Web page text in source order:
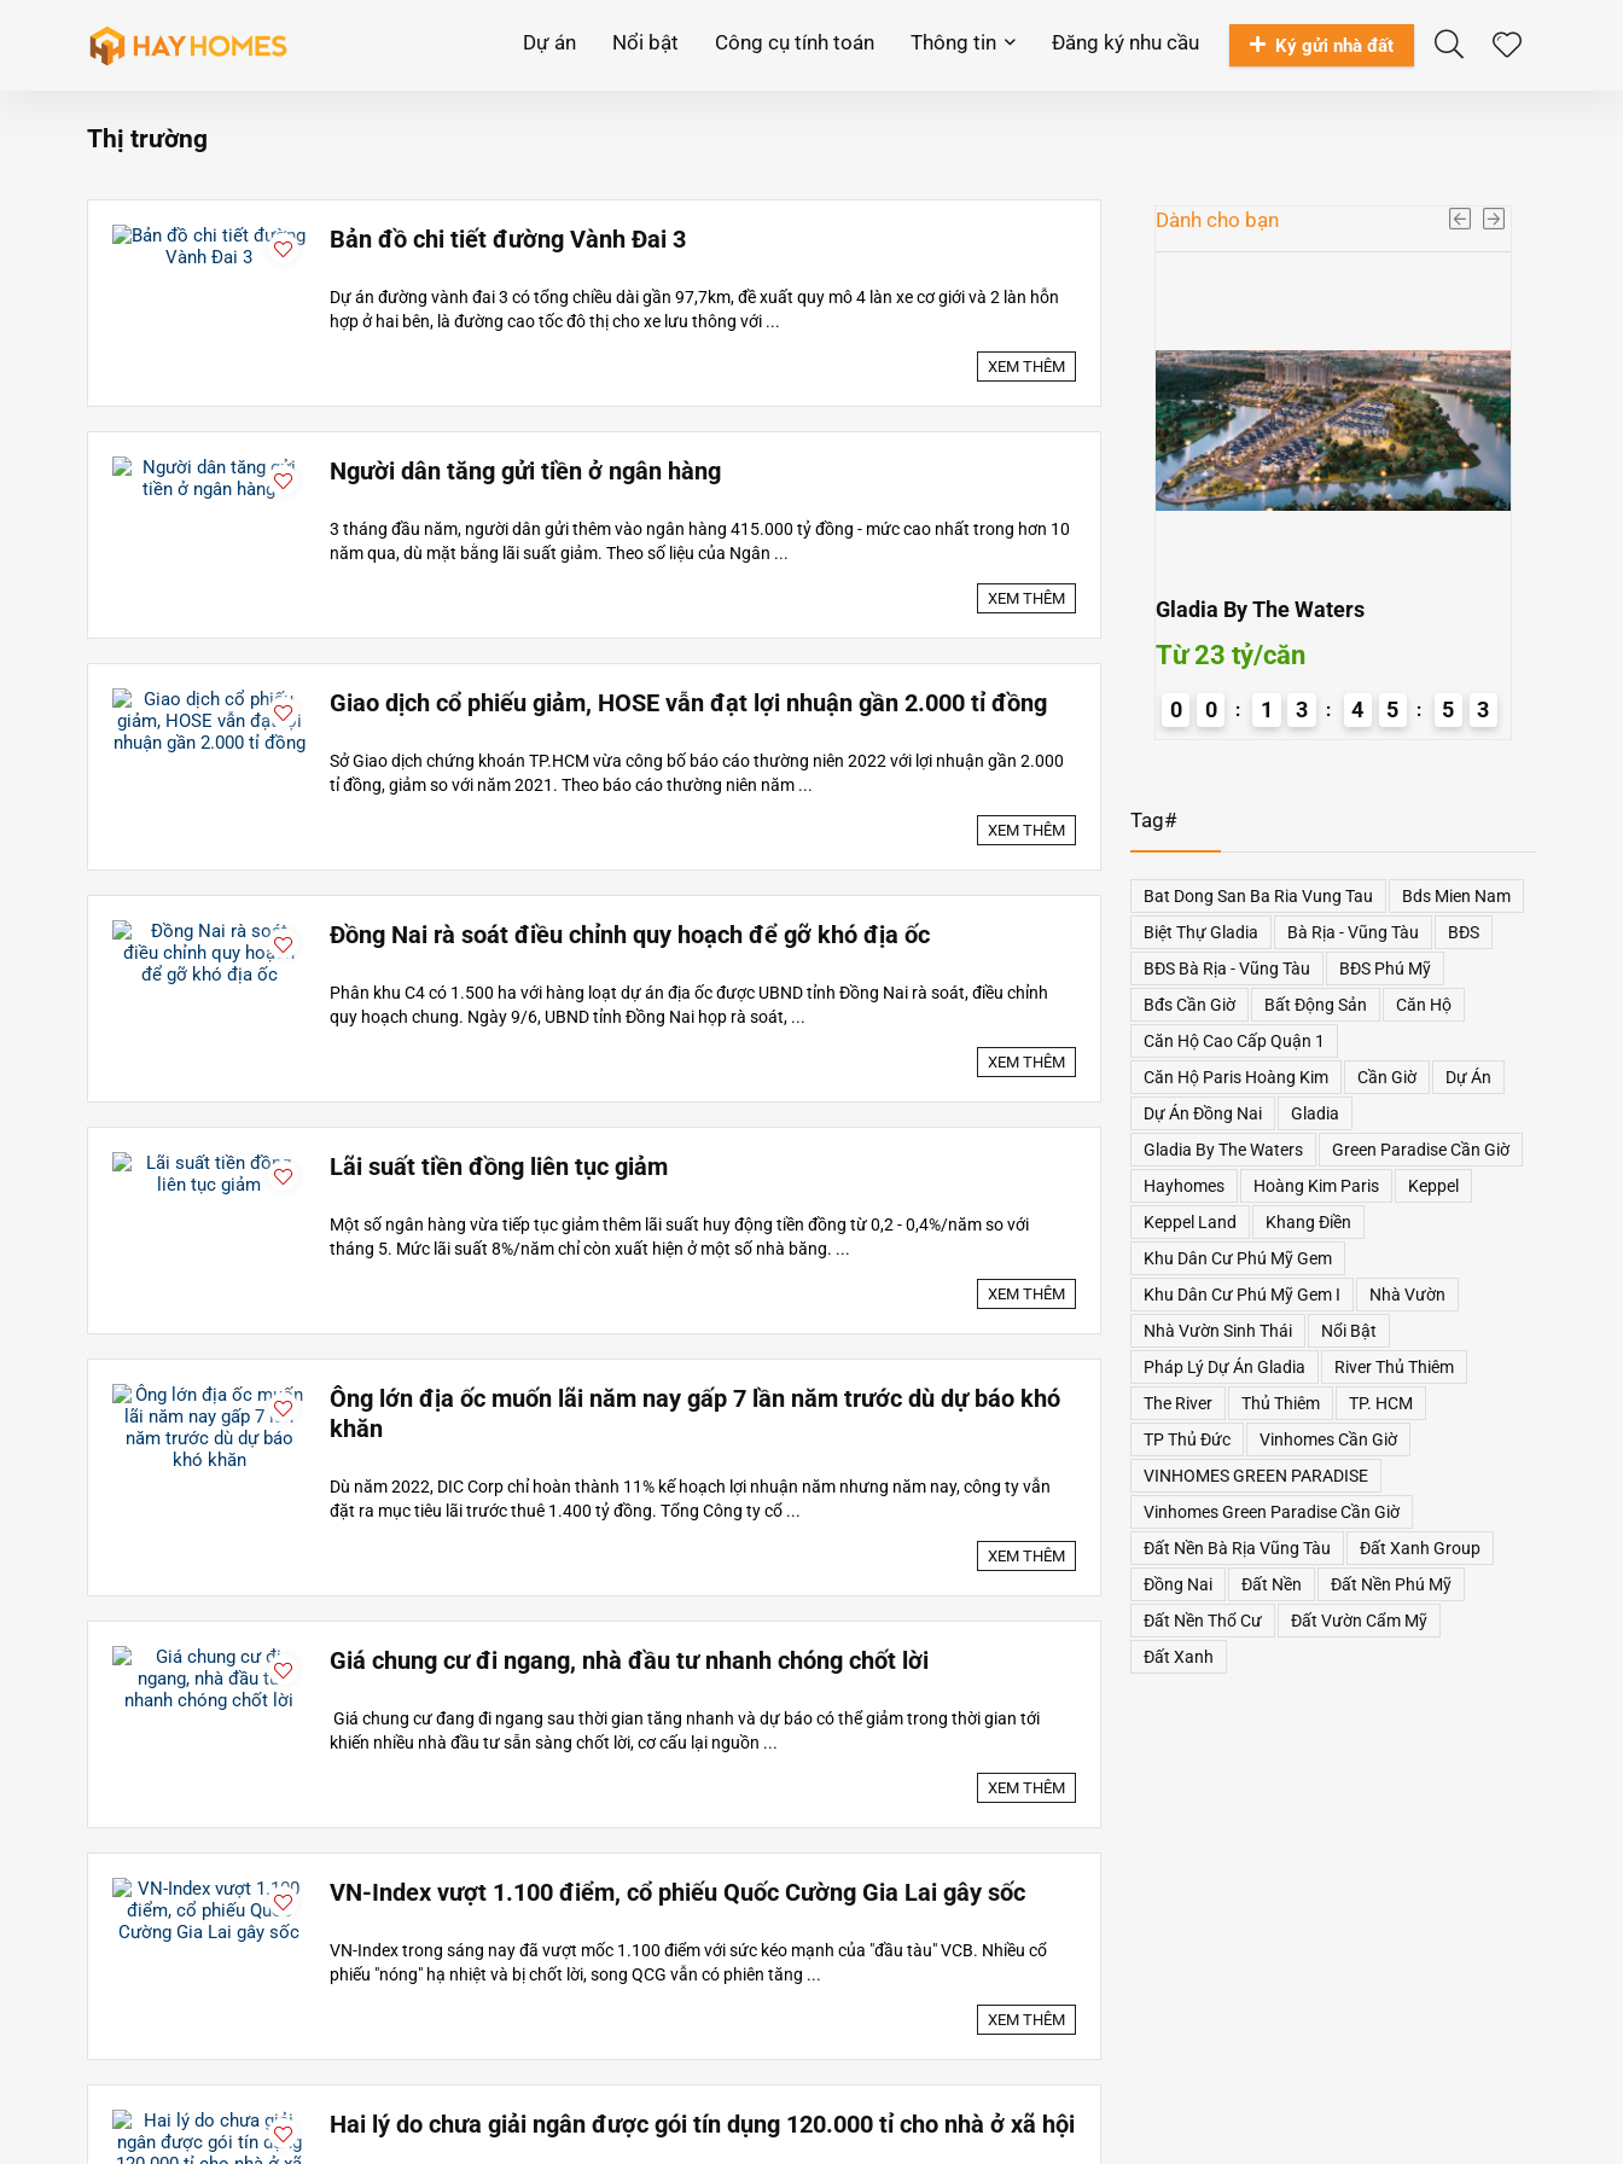
Dự án Nổi bật Công cụ tính toán Thông tin Đăng ký nhu cầu Ký gửi nhà đất
Thị trường
Bản đồ chi tiết đường Vành Đai 3
Dự án đường vành đai 3 có tổng chiều dài gần 97,7km, đề xuất quy mô 4 làn xe cơ giới và 2 làn hỗn
hợp ở hai bên, là đường cao tốc đô thị cho xe lưu thông với ...
XEM THÊM
Người dân tăng gửi tiền ở ngân hàng
3 tháng đầu năm, người dân gửi thêm vào ngân hàng 415.000 tỷ đồng - mức cao nhất trong hơn 10
năm qua, dù mặt bằng lãi suất giảm. Theo số liệu của Ngân ...
XEM THÊM
Giao dịch cổ phiếu giảm, HOSE vẫn đạt lợi nhuận gần 2.000 tỉ đồng
Sở Giao dịch chứng khoán TP.HCM vừa công bố báo cáo thường niên 2022 với lợi nhuận gần 2.000
tỉ đồng, giảm so với năm 2021. Theo báo cáo thường niên năm ...
XEM THÊM
Đồng Nai rà soát điều chỉnh quy hoạch để gỡ khó địa ốc
Phân khu C4 có 1.500 ha với hàng loạt dự án địa ốc được UBND tỉnh Đồng Nai rà soát, điều chỉnh
quy hoạch chung. Ngày 9/6, UBND tỉnh Đồng Nai họp rà soát, ...
XEM THÊM
Lãi suất tiền đồng liên tục giảm
Một số ngân hàng vừa tiếp tục giảm thêm lãi suất huy động tiền đồng từ 0,2 - 0,4%/năm so với
tháng 5. Mức lãi suất 8%/năm chỉ còn xuất hiện ở một số nhà băng. ...
XEM THÊM
Ông lớn địa ốc muốn lãi năm nay gấp 7 lần năm trước dù dự báo khó
khăn
Dù năm 2022, DIC Corp chỉ hoàn thành 11% kế hoạch lợi nhuận năm nhưng năm nay, công ty vẫn
đặt ra mục tiêu lãi trước thuê 1.400 tỷ đồng. Tổng Công ty cổ ...
XEM THÊM
Giá chung cư đi ngang, nhà đầu tư nhanh chóng chốt lời
Giá chung cư đang đi ngang sau thời gian tăng nhanh và dự báo có thể giảm trong thời gian tới
khiến nhiều nhà đầu tư sẵn sàng chốt lời, cơ cấu lại nguồn ...
XEM THÊM
VN-Index vượt 1.100 điểm, cổ phiếu Quốc Cường Gia Lai gây sốc
VN-Index trong sáng nay đã vượt mốc 1.100 điểm với sức kéo mạnh của "đầu tàu" VCB. Nhiều cổ
phiếu "nóng" hạ nhiệt và bị chốt lời, song QCG vẫn có phiên tăng ...
XEM THÊM
Hai lý do chưa giải ngân được gói tín dụng 120.000 tỉ cho nhà ở xã hội
Dành cho bạn
0 0 1 3 4 5 5 9 0 0 1 3 4 5 5 9 0 0 1 3 4 5
Gladia By The Waters
Từ 23 tỷ/căn
0 0 1 3 4 5 5 2
3
Tag#
Bat Dong San Ba Ria Vung Tau
Bds Mien Nam
Biệt Thự Gladia
Bà Rịa - Vũng Tàu
BĐS
BĐS Bà Rịa - Vũng Tàu
BĐS Phú Mỹ
Bđs Cần Giờ
Bất Động Sản
Căn Hộ
Căn Hộ Cao Cấp Quận 1
Căn Hộ Paris Hoàng Kim
Cần Giờ
Dự Án
Dự Án Đồng Nai
Gladia
Gladia By The Waters
Green Paradise Cần Giờ
Hayhomes
Hoàng Kim Paris
Keppel
Keppel Land
Khang Điền
Khu Dân Cư Phú Mỹ Gem
Khu Dân Cư Phú Mỹ Gem I
Nhà Vườn
Nhà Vườn Sinh Thái
Nổi Bật
Pháp Lý Dự Án Gladia
River Thủ Thiêm
The River
Thủ Thiêm
TP. HCM
TP Thủ Đức
Vinhomes Cần Giờ
VINHOMES GREEN PARADISE
Vinhomes Green Paradise Cần Giờ
Đất Nền Bà Rịa Vũng Tàu
Đất Xanh Group
Đồng Nai
Đất Nền
Đất Nền Phú Mỹ
Đất Nền Thổ Cư
Đất Vườn Cẩm Mỹ
Đất Xanh